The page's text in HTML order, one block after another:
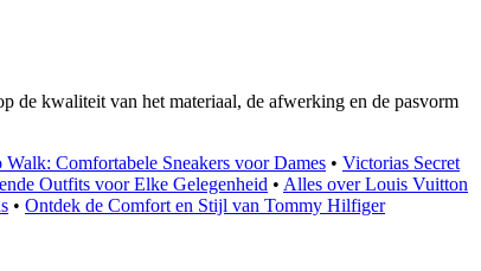
de kwaliteit van het materiaal, de afwerking en de pasvorm
Walk: Comfortabele Sneakers voor Dames • Victorias Secret
Outfits voor Elke Gelegenheid • Alles over Louis Vuitton
• Ontdek de Comfort en Stijl van Tommy Hilfiger